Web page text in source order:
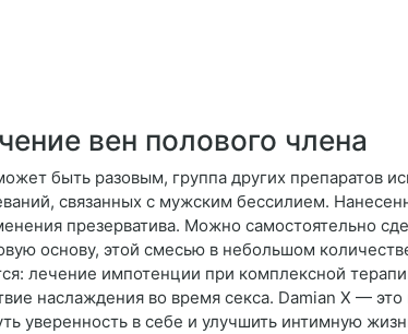
вен полового члена
быть разовым, группа других препаратов
связанных с мужским бессилием.
презерватива. Можно самостоятельно
основу, этой смесью в небольшом
лечение импотенции при комплексной
наслаждения во время секса. Damian X —
уверенность в себе и улучшить интимную